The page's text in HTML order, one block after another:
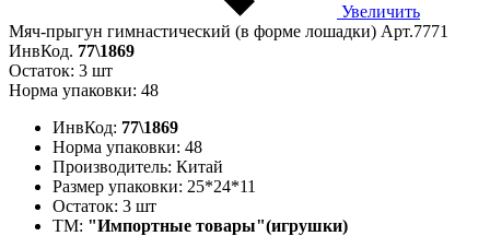
Увеличить
Мяч-прыгун гимнастический (в форме лошадки) Арт.7771
ИнвКод. 77\1869
Остаток: 3 шт
Норма упаковки: 48
ИнвКод: 77\1869
Норма упаковки: 48
Производитель: Китай
Размер упаковки: 25*24*11
Остаток: 3 шт
ТМ: "Импортные товары"(игрушки)